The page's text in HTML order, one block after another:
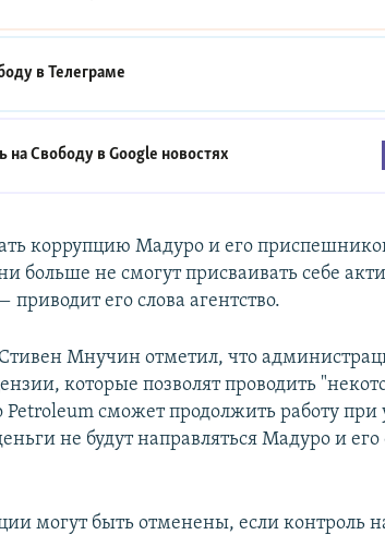
вТелеграме
на Свободу вGoogle новостях
коррупцию Мадуро и его
больше не смогут присваивать себе
приводит его слова агентство.
Мнучин отметил, что
которые позволят проводить
Petroleum сможет продолжить работу при
не будут направляться Мадуро и
могут быть отменены, если контроль